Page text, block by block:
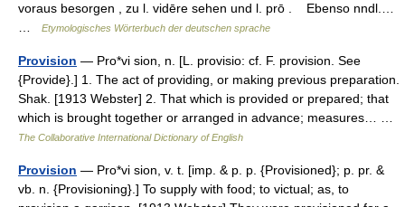
voraus besorgen , zu l. vidēre sehen und l. prō . Ebenso nndl.…
Etymologisches Wörterbuch der deutschen sprache
Provision — Pro*vi sion, n. [L. provisio: cf. F. provision. See
{Provide}.] 1. The act of providing, or making previous preparation.
Shak. [1913 Webster] 2. That which is provided or prepared; that
which is brought together or arranged in advance; measures… …
The Collaborative International Dictionary of English
Provision — Pro*vi sion, v. t. [imp. & p. p. {Provisioned}; p. pr. &
vb. n. {Provisioning}.] To supply with food; to victual; as, to